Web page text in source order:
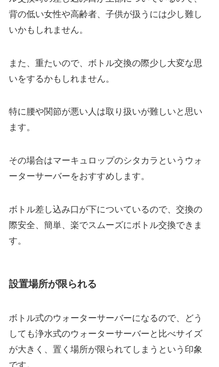
背の低い女性や高齢者、子供が扱うには少し難し
いかもしれません。
また、重たいので、ボトル交換の際少し大変な思
いをするかもしれません。
特に腰や関節が悪い人は取り扱いが難しいと思い
ます。
その場合はマーキュロップのシタカラというウォ
ーターサーバーをおすすめします。
ボトル差し込み口が下についているので、交換の
際安全、簡単、楽でスムーズにボトル交換できま
す。
設置場所が限られる
ボトル式のウォーターサーバーになるので、どう
しても浄水式のウォーターサーバーと比べサイズ
が大きく、置く場所が限られてしまうという印象
です。